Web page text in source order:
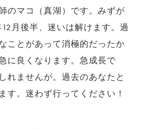
のマコ（真湖）です。みずが
月後半、迷いは解けます。過
ことがあって消極的だったか
に良くなります。急成長で
れませんが。過去のあなたと
す。迷わず行ってください！